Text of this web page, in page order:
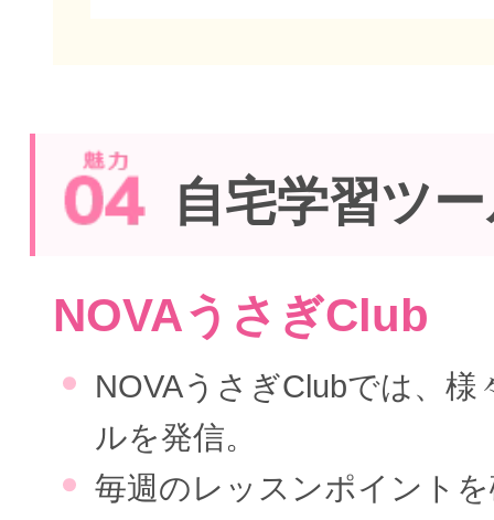
自宅学習ツ
NOVAうさぎClub
NOVAうさぎClubでは、様
ルを発信。
毎週のレッスンポイント